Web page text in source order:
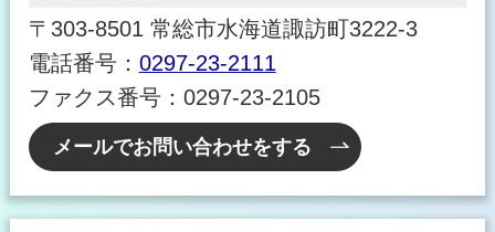
〒303-8501 常総市水海道諏訪町3222-3
電話番号： 0297-23-2111
ファクス番号：0297-23-2105
メールでお問い合わせをする